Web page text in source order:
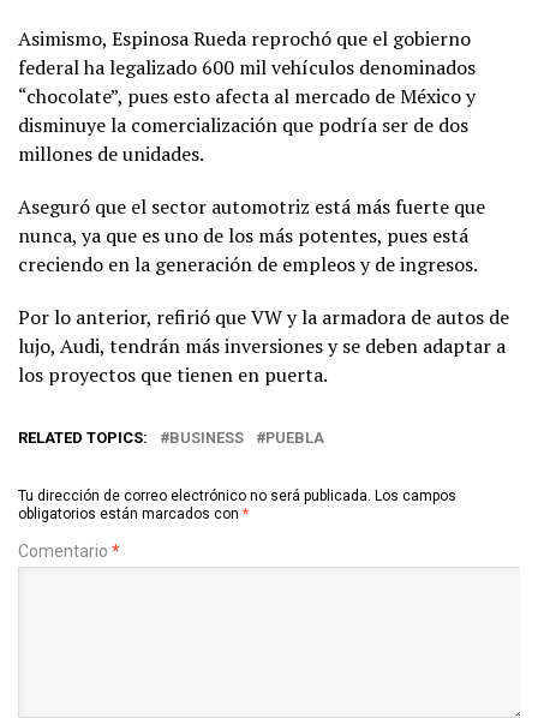
Asimismo, Espinosa Rueda reprochó que el gobierno
federal ha legalizado 600 mil vehículos denominados
“chocolate”, pues esto afecta al mercado de México y
disminuye la comercialización que podría ser de dos
millones de unidades.
Aseguró que el sector automotriz está más fuerte que
nunca, ya que es uno de los más potentes, pues está
creciendo en la generación de empleos y de ingresos.
Por lo anterior, refirió que VW y la armadora de autos de
lujo, Audi, tendrán más inversiones y se deben adaptar a
los proyectos que tienen en puerta.
RELATED TOPICS: BUSINESS PUEBLA
Tu dirección de correo electrónico no será publicada. Los campos
obligatorios están marcados con *
Comentario *